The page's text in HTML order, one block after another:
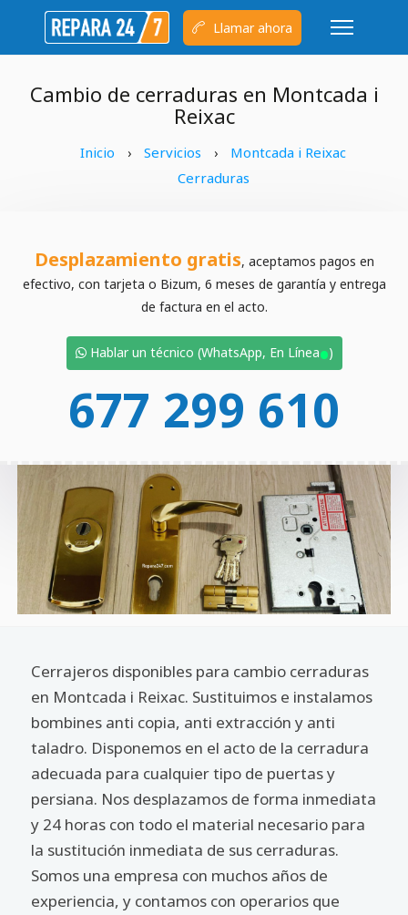
Llamar ahora
Cambio de cerraduras en Montcada i
Reixac
Inicio › Servicios ›
Montcada i Reixac
Cerraduras
Desplazamiento gratis, aceptamos pagos en
efectivo, con tarjeta o Bizum, 6 meses de garantía y entrega
de factura en el acto.
Hablar un técnico (WhatsApp, En Línea•)
677 299 610
Cerrajeros disponibles para cambio cerraduras
en Montcada i Reixac. Sustituimos e instalamos
bombines anti copia, anti extracción y anti
taladro. Disponemos en el acto de la cerradura
adecuada para cualquier tipo de puertas y
persiana. Nos desplazamos de forma inmediata
y 24 horas con todo el material necesario para
la sustitución inmediata de sus cerraduras.
Somos una empresa con muchos años de
experiencia, y contamos con operarios que